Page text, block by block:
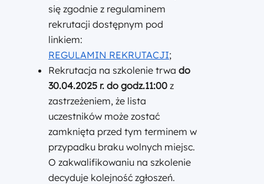
się zgodnie z regulaminem
rekrutacji dostępnym pod
linkiem:
REGULAMIN REKRUTACJI;
Rekrutacja na szkolenie trwa do
30.04.2025 r. do godz.11:00 z
zastrzeżeniem, że lista
uczestników może zostać
zamknięta przed tym terminem w
przypadku braku wolnych miejsc.
O zakwalifikowaniu na szkolenie
decyduje kolejność zgłoszeń.